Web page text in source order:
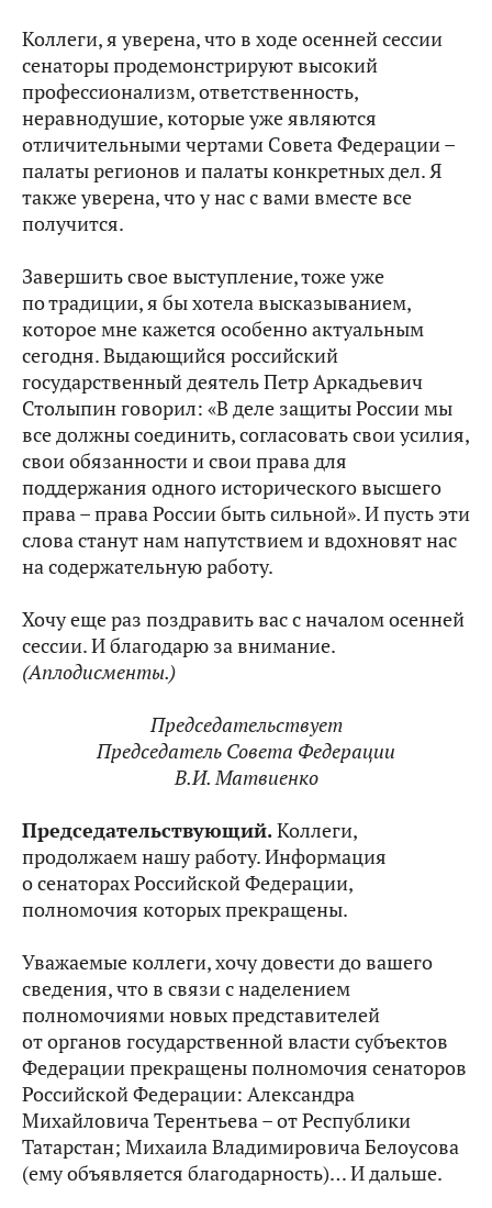
Коллеги, я уверена, что в ходе осенней сессии
сенаторы продемонстрируют высокий
профессионализм, ответственность,
неравнодушие, которые уже являются
отличительными чертами Совета Федерации –
палаты регионов и палаты конкретных дел. Я
также уверена, что у нас с вами вместе все
получится.
Завершить свое выступление, тоже уже
по традиции, я бы хотела высказыванием,
которое мне кажется особенно актуальным
сегодня. Выдающийся российский
государственный деятель Петр Аркадьевич
Столыпин говорил: «В деле защиты России мы
все должны соединить, согласовать свои усилия,
свои обязанности и свои права для
поддержания одного исторического высшего
права – права России быть сильной». И пусть эти
слова станут нам напутствием и вдохновят нас
на содержательную работу.
Хочу еще раз поздравить вас с началом осенней
сессии. И благодарю за внимание.
(Аплодисменты.)
Председательствует
Председатель Совета Федерации
В.И. Матвиенко
Председательствующий.Коллеги,
продолжаем нашу работу. Информация
о сенаторах Российской Федерации,
полномочия которых прекращены.
Уважаемые коллеги, хочу довести до вашего
сведения, что в связи с наделением
полномочиями новых представителей
от органов государственной власти субъектов
Федерации прекращены полномочия сенаторов
Российской Федерации: Александра
Михайловича Терентьева – от Республики
Татарстан; Михаила Владимировича Белоусова
(ему объявляется благодарность)… И дальше.